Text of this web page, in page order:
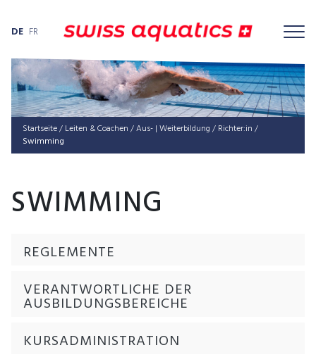
DE FR
Startseite/ Lei­ten & Coachen /Aus- | Weiterbildung / Richter:in /
Swimming
SWIMMING
REGLEMENTE
VERANTWORTLICHE DER
AUSBILDUNGSBEREICHE
KURSADMINISTRATION